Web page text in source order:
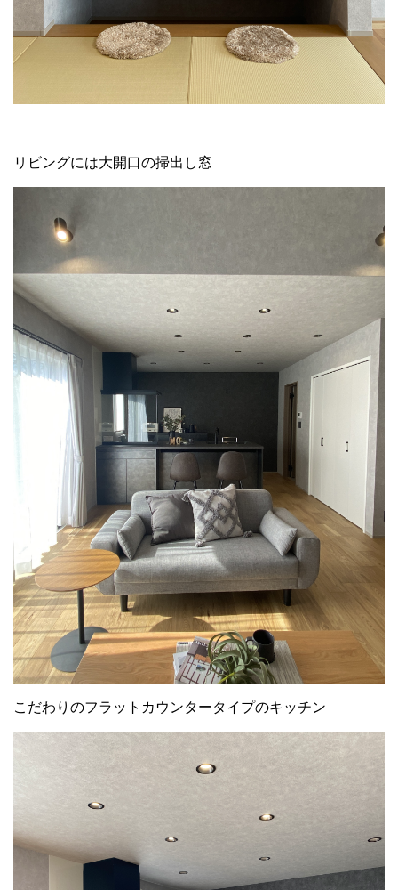
リビングには大開口の掃出し窓
こだわりのフラットカウンタータイプのキッチン